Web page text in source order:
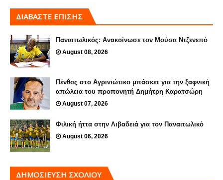
ΔΙΑΒΑΣΤΕ ΕΠΙΣΗΣ
Παναιτωλικός: Ανακοίνωσε τον Μούσα Ντζενεπό
August 08, 2026
Πένθος στο Αγρινιώτικο μπάσκετ για την ξαφνική
απώλεια του προπονητή Δημήτρη Καρατσώρη
August 07, 2026
Φιλική ήττα στην Λιβαδειά για τον Παναιτωλικό
August 06, 2026
ΔΗΜΟΣΊΕΥΣΗ ΣΧΟΛΊΟΥ